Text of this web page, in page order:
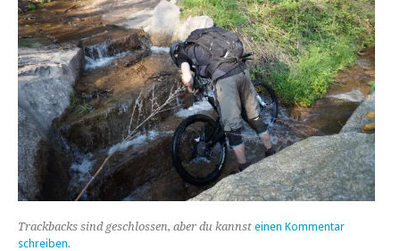
Trackbacks sind geschlossen, aber du kannst einen Kommentar
schreiben.